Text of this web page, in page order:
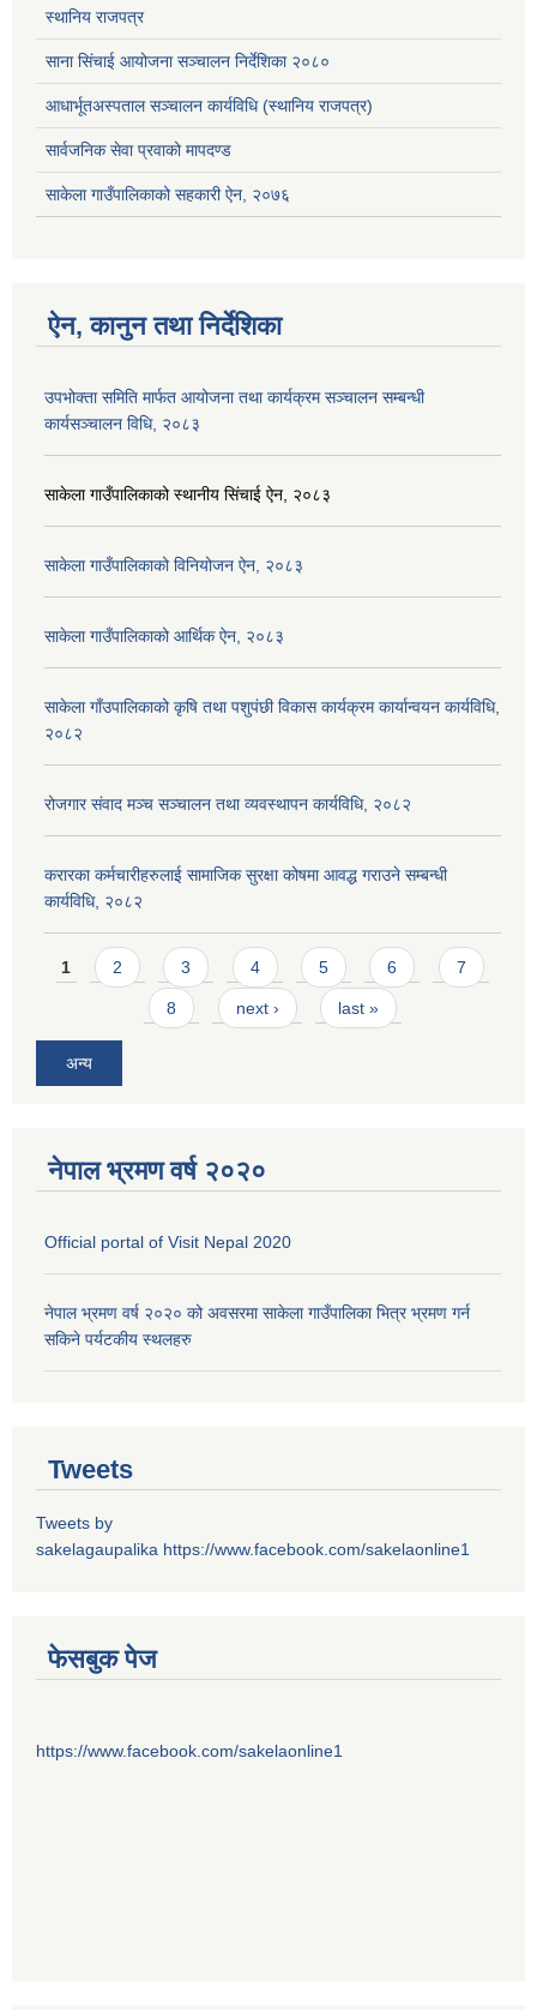
स्थानिय राजपत्र
साना सिंचाई आयोजना सञ्चालन निर्देशिका २०८०
आधार्भूतअस्पताल सञ्चालन कार्यविधि (स्थानिय राजपत्र)
सार्वजनिक सेवा प्रवाको मापदण्ड
साकेला गाउँपालिकाको सहकारी ऐन, २०७६
ऐन, कानुन तथा निर्देशिका
उपभोक्ता समिति मार्फत आयोजना तथा कार्यक्रम सञ्चालन सम्बन्धी
कार्यसञ्चालन विधि, २०८३
साकेला गाउँपालिकाको स्थानीय सिंचाई ऐन, २०८३
साकेला गाउँपालिकाको विनियोजन ऐन, २०८३
साकेला गाउँपालिकाको आर्थिक ऐन, २०८३
साकेला गाँउपालिकाको कृषि तथा पशुपंछी विकास कार्यक्रम कार्यान्वयन कार्यविधि,
२०८२
रोजगार संवाद मञ्च सञ्चालन तथा व्यवस्थापन कार्यविधि, २०८२
करारका कर्मचारीहरुलाई सामाजिक सुरक्षा कोषमा आवद्ध गराउने सम्बन्धी
कार्यविधि, २०८२
Pages
1 2 3 4 5 6 7
8 next › last »
अन्य
नेपाल भ्रमण वर्ष २०२०
Official portal of Visit Nepal 2020
नेपाल भ्रमण वर्ष २०२० को अवसरमा साकेला गाउँपालिका भित्र भ्रमण गर्न
सकिने पर्यटकीय स्थलहरु
Tweets
Tweets by
sakelagaupalika https://www.facebook.com/sakelaonline1
फेसबुक पेज
https://www.facebook.com/sakelaonline1